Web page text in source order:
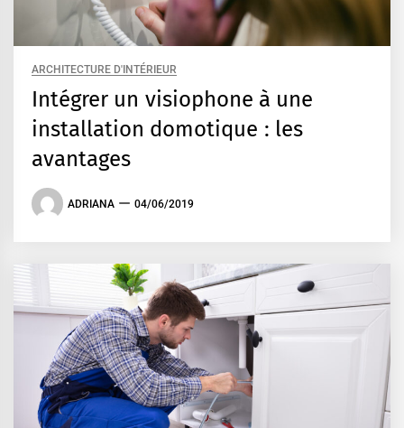
ARCHITECTURE D'INTÉRIEUR
Intégrer un visiophone à une
installation domotique : les
avantages
ADRIANA 04/06/2019